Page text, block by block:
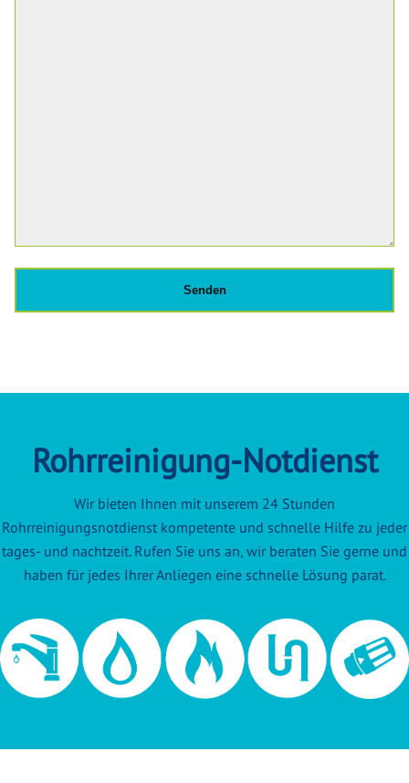
Rohrreinigung-Notdienst
Wir bieten Ihnen mit unserem 24 Stunden
Rohrreinigungsnotdienst kompetente und schnelle Hilfe zu jeder
tages- und nachtzeit. Rufen Sie uns an, wir beraten Sie gerne und
haben für jedes Ihrer Anliegen eine schnelle Lösung parat.